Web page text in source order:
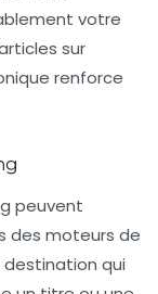
votre
sur
renforce
peuvent
des moteurs de
destination qui